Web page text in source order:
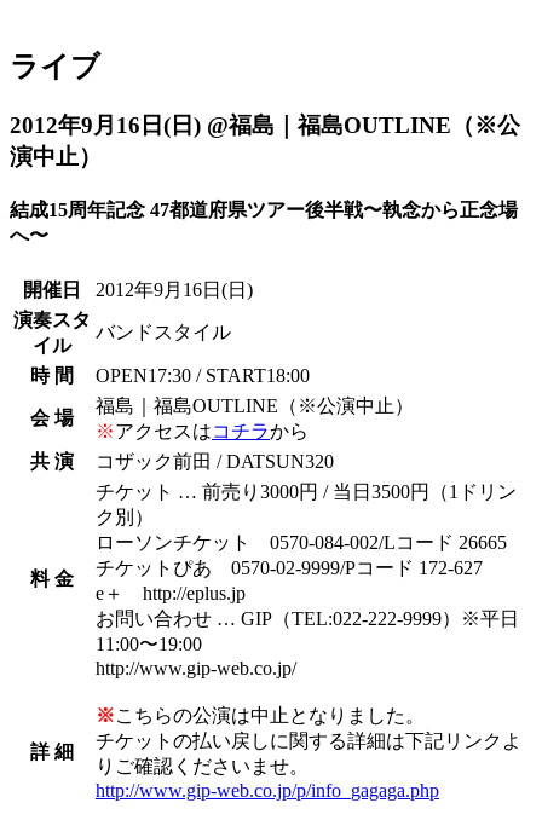
ライブ
2012年9月16日(日) @福島｜福島OUTLINE（※公
演中止）
結成15周年記念 47都道府県ツアー後半戦〜執念から正念場
へ〜
開催日 2012年9月16日 (日)
演奏スタ
イル
バンドスタイル
時 間 OPEN17:30 / START18:00
会 場
福島｜福島OUTLINE（※公演中止）
※アクセスはコチラから
共 演
コザック前田 / DATSUN320
料 金
チケット … 前売り3000円 / 当日3500円（1ドリン
ク別）
ローソンチケット 0570-084-002/Lコード 26665
チケットぴあ 0570-02-9999/Pコード 172-627
e＋ http://eplus.jp
お問い合わせ … GIP（TEL:022-222-9999）※平日
11:00〜19:00
http://www.gip-web.co.jp/
詳 細
※こちらの公演は中止となりました。
チケットの払い戻しに関する詳細は下記リンクよ
りご確認くださいませ。
http://www.gip-web.co.jp/p/info_gagaga.php